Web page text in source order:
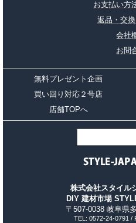
お支払い方
返品・交
会社
お問
無料プレゼント企画
買い回り対応２号店
店舗TOPへ
株式会社スタイル
DIY 建材市場
〒507-0038 岐阜県
TEL: 0572-24-0791 /